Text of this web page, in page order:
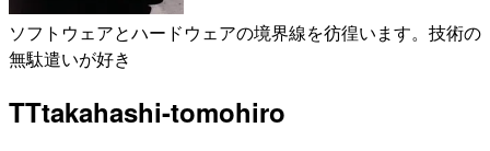
ソフトウェアとハードウェアの境界線を彷徨います。技術の
無駄遣いが好き
TTtakahashi-tomohiro